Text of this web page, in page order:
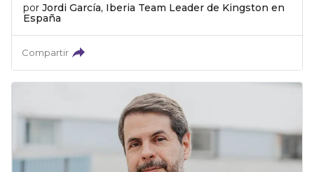
por Jordi García, Iberia Team Leader de Kingston en
España
Compartir